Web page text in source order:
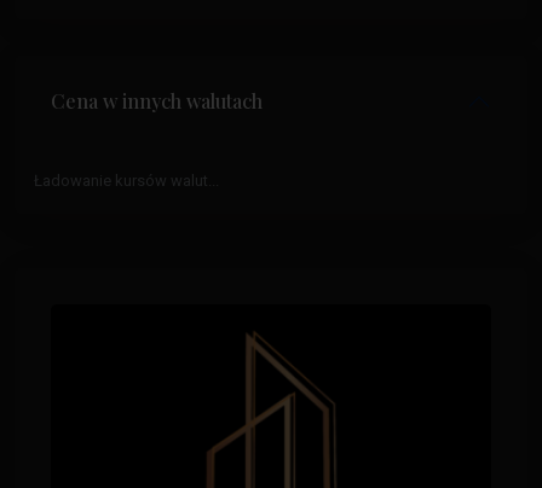
Cena w innych walutach
Ładowanie kursów walut...